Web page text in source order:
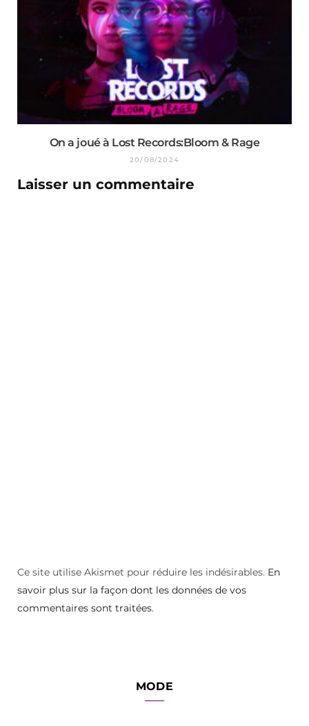
On a joué à Lost Records:Bloom & Rage
20/08/2024
Laisser un commentaire
Ce site utilise Akismet pour réduire les indésirables. En
savoir plus sur la façon dont les données de vos
commentaires sont traitées.
MODE